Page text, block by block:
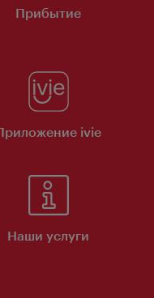
Прибытие
ivie
Наши услуги